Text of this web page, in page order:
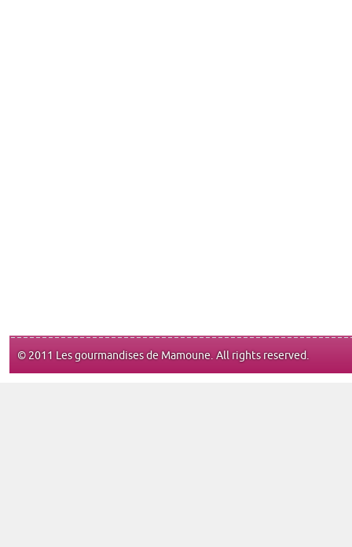
© 2011 Les gourmandises de Mamoune. All rights reserved.